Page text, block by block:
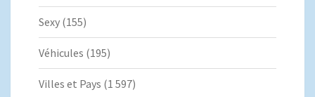
Sexy (155)
Véhicules (195)
Villes et Pays (1 597)